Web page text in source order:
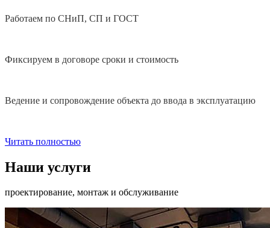
Работаем по СНиП, СП и ГОСТ
Фиксируем в договоре сроки и стоимость
Ведение и сопровождение объекта до ввода в эксплуатацию
Читать полностью
Наши услуги
проектирование, монтаж и обслуживание